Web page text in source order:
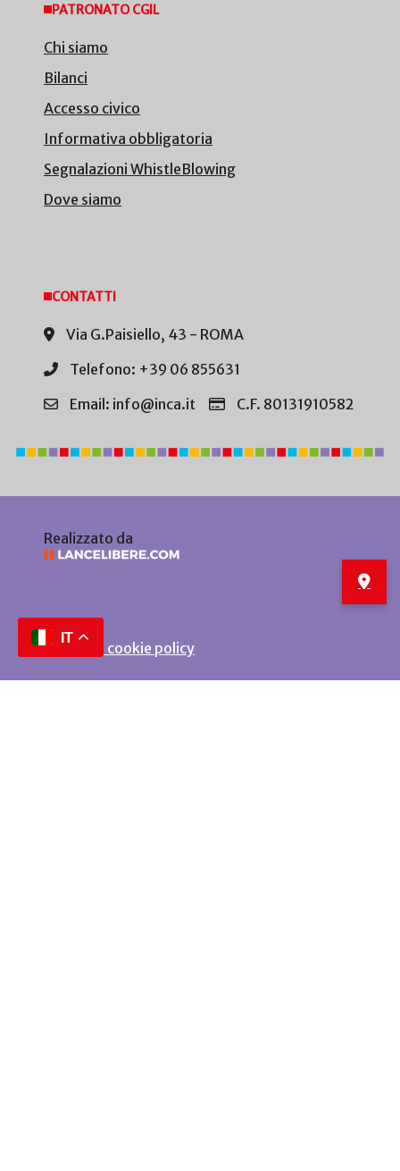
PATRONATO CGIL
Chi siamo
Bilanci
Accesso civico
Informativa obbligatoria
Segnalazioni WhistleBlowing
Dove siamo
CONTATTI
Via G.Paisiello, 43 - ROMA
Telefono: +39 06 855631
Email: info@inca.it
C.F. 80131910582
Realizzato da
Privacy e cookie policy
IT